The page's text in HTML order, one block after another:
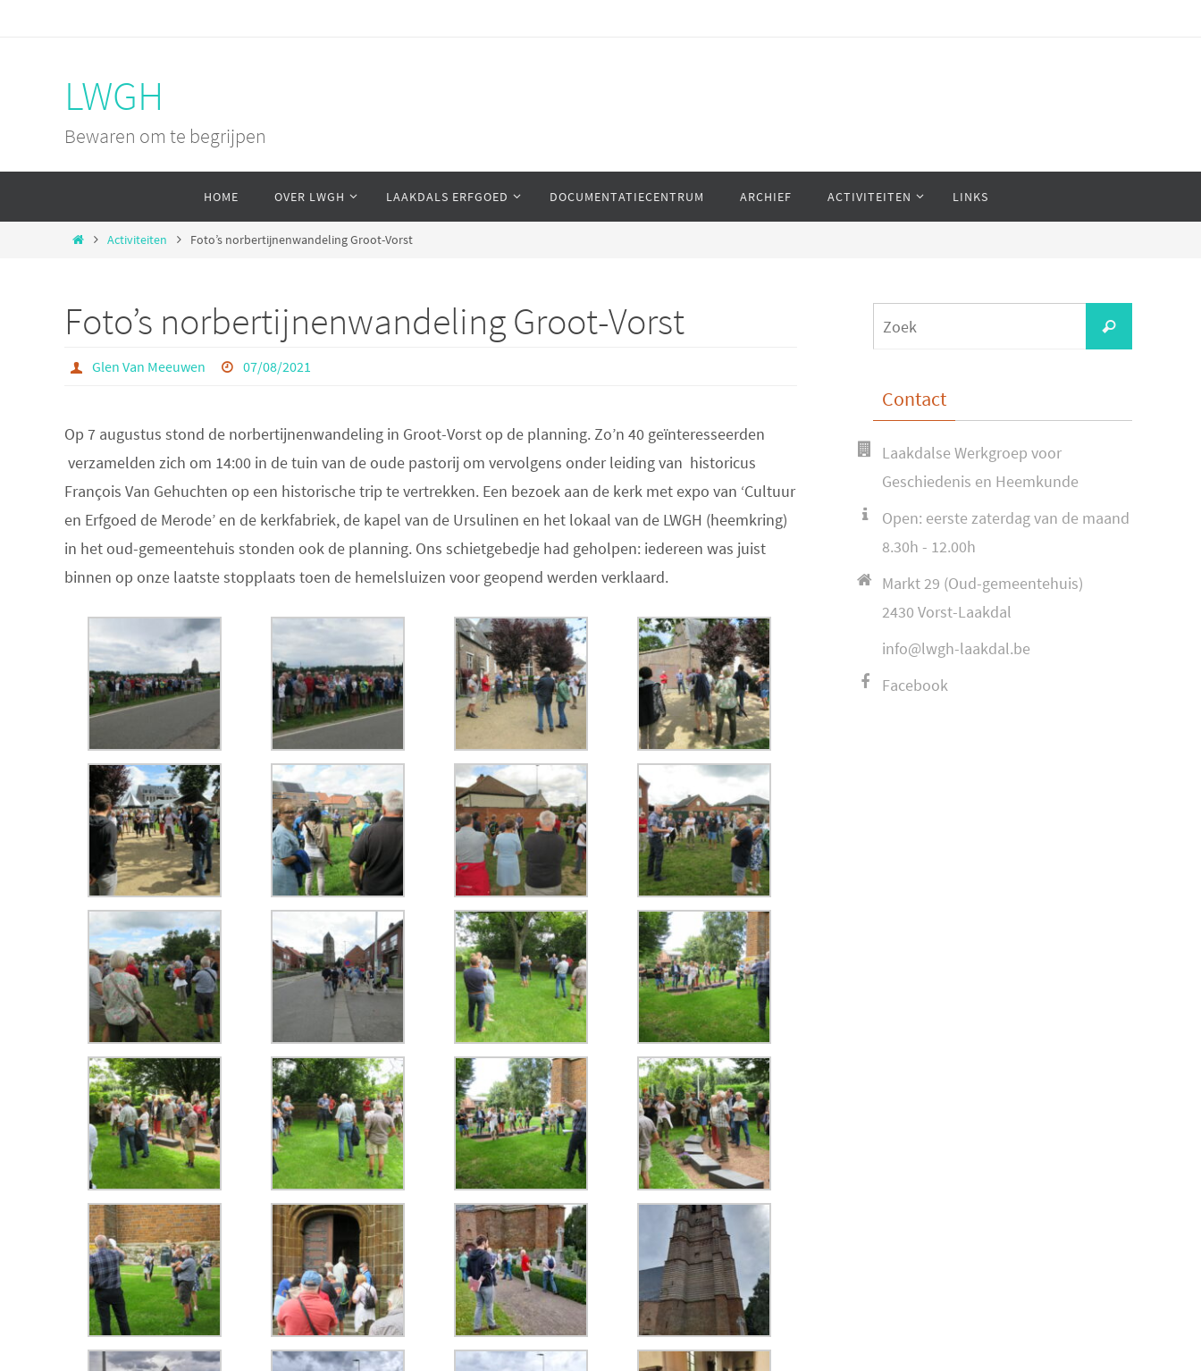
LWGH
Bewaren om te begrijpen
de
HOME OVER LWGH LAAKDALS ERFGOED DOCUMENTATIECENTRUM ARCHIEF ACTIVITEITEN LINKS
HomeActiviteiten Foto’s norbertijnenwandeling Groot-Vorst
Foto’s norbertijnenwandeling Groot-Vorst
Glen Van Meeuwen 07/08/2021
Op 7 augustus stond de norbertijnenwandeling in Groot-Vorst op de planning. Zo’n 40 geïnteresseerden
verzamelden zich om 14:00 in de tuin van de oude pastorij om vervolgens onder leiding van historicus
François Van Gehuchten op een historische trip te vertrekken. Een bezoek aan de kerk met expo van ‘Cultuur
en Erfgoed de Merode’ en de kerkfabriek, de kapel van de Ursulinen en het lokaal van de LWGH (heemkring)
in het oud-gemeentehuis stonden ook de planning. Ons schietgebedje had geholpen: iedereen was juist
binnen op onze laatste stopplaats toen de hemelsluizen voor geopend werden verklaard.
naar:
Zoek
Contact
Laakdalse Werkgroep voor
Geschiedenis en Heemkunde
Open: eerste zaterdag van de maand
8.30h - 12.00h
Markt 29 (Oud-gemeentehuis)
2430 Vorst-Laakdal
info@lwgh-laakdal.be
Facebook